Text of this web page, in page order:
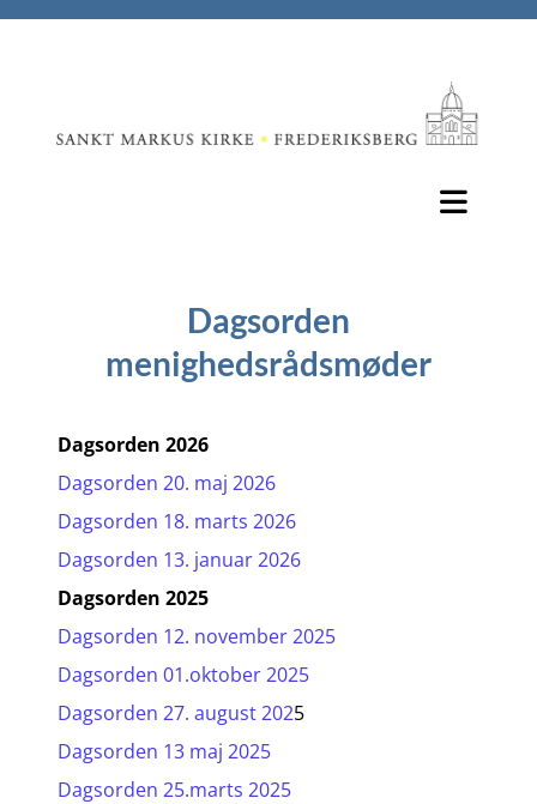
Dagsorden
menighedsrådsmøder
Dagsorden 2026
Dagsorden 20. maj 2026
Dagsorden 18. marts 2026
Dagsorden 13. januar 2026
Dagsorden 2025
Dagsorden 12. november 2025
Dagsorden 01.oktober 2025
Dagsorden 27. august 2025
Dagsorden 13 maj 2025
Dagsorden 25.marts 2025